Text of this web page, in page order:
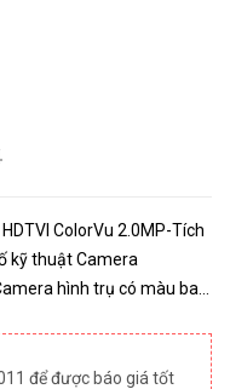
HDTVI ColorVu 2.0MP-Tích
kỹ thuật Camera
Độ phân giả
để được báo giá tốt